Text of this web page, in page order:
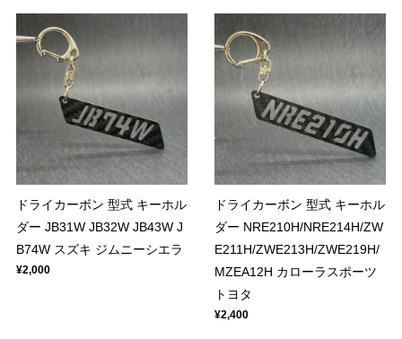
ドライカーボン 型式 キーホル
ダー JB31W JB32W JB43W J
B74W スズキ ジムニーシエラ
¥2,000
ドライカーボン 型式 キーホル
ダー NRE210H/NRE214H/ZW
E211H/ZWE213H/ZWE219H/
MZEA12H カローラスポーツ
トヨタ
¥2,400